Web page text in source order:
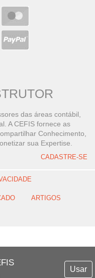
Usar
das áreas contábil,
A CEFIS fornece as
Conhecimento,
sua Expertise.
CADASTRE-SE
ARTIGOS